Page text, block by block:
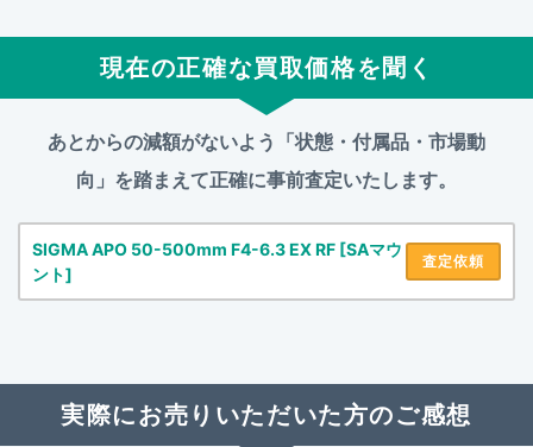
現在の正確な買取価格を聞く
あとからの減額がないよう「状態・付属品・市場動
向」を踏まえて正確に事前査定いたします。
SIGMA APO 50-500mm F4-6.3 EX RF [SAマウ
ント]
査定依頼
実際にお売りいただいた方のご感想